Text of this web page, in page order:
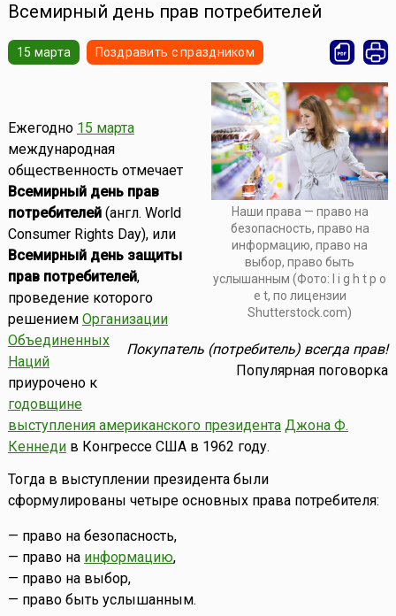
Всемирный день прав потребителей
15 марта Поздравить с праздником
Наши права — право на
безопасность, право на
информацию, право на
выбор, право быть
услышанным (Фото: l i g h t p o
e t, по лицензии
Shutterstock.com)
Покупатель (потребитель) всегда прав!
Популярная поговорка
Ежегодно 15 марта
международная
общественность отмечает
Всемирный день прав
потребителей(англ. World
Consumer Rights Day), или
Всемирный день защиты
прав потребителей,
проведение которого
решением Организации
Объединенных
Наций
приурочено к
годовщине
выступления американского президента Джона Ф.
Кеннедив Конгрессе США в 1962 году.
Тогда в выступлении президента были
сформулированы четыре основных права потребителя:
— право на безопасность,
— право на информацию,
— право на выбор,
— право быть услышанным.